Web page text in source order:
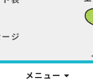
ジ
メニュー